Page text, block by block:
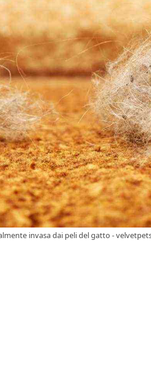
invasa dai peli del gatto -